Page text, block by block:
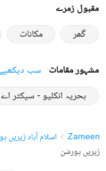
مقبول زمرے
گھر
مکانات
مشہور مقامات سب دیکھیے
بحریہ انکلیو - سیکٹر اے
Zameen اسلام آباد زیریں
زیریں پورشن